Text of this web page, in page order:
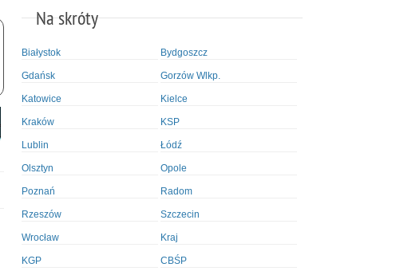
Na skróty
Białystok Bydgoszcz
Gdańsk Gorzów Wlkp.
Katowice Kielce
Kraków KSP
Lublin Łódź
Olsztyn Opole
Poznań Radom
Rzeszów Szczecin
Wrocław Kraj
KGP CBŚP